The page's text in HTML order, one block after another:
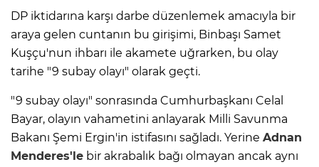
DP iktidarına karşı darbe düzenlemek amacıyla bir
araya gelen cuntanın bu girişimi, Binbaşı Samet
Kuşçu'nun ihbarı ile akamete uğrarken, bu olay
tarihe "9 subay olayı" olarak geçti.
"9 subay olayı" sonrasında Cumhurbaşkanı Celal
Bayar, olayın vahametini anlayarak Milli Savunma
Bakanı Şemi Ergin'in istifasını sağladı. Yerine Adnan
Menderes'le bir akrabalık bağı olmayan ancak aynı